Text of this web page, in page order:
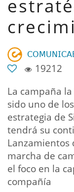
19212
La campaña
sido uno de
estrategia de
tendrá su
Lanzamientos
marcha de
el foco en la
compañía